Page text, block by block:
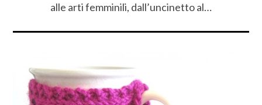
alle arti femminili, dall’uncinetto al…